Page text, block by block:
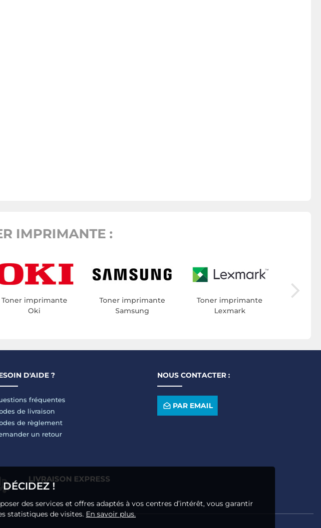
IMPRIMANTE :
Toner imprimante
Oki
Toner imprimante
Samsung
Toner imprimante
Lexmark
D'AIDE ?
fréquentes
de livraison
de règlement
un retour
NOUS CONTACTER :
PAR EMAIL
LIVRAISON EXPRESS
DÉCIDEZ !
des services et offres adaptés à vos centres d’intérêt, vous garantir
statistiques de visites. En savoir plus.